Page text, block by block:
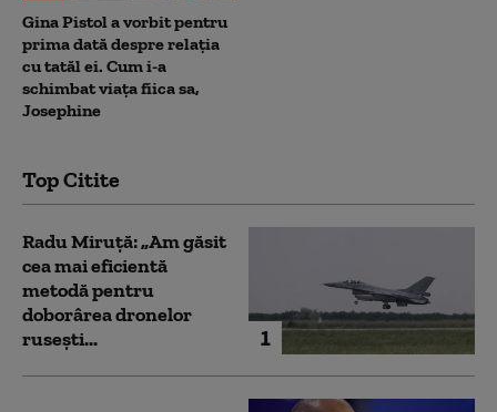
Gina Pistol a vorbit pentru
prima dată despre relația
cu tatăl ei. Cum i-a
schimbat viața fiica sa,
Josephine
Top Citite
1
Radu Miruță: „Am găsit
cea mai eficientă
metodă pentru
doborârea dronelor
rusești...